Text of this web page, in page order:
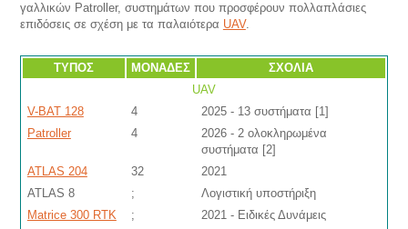
γαλλικών Patroller, συστημάτων που προσφέρουν πολλαπλάσιες
επιδόσεις σε σχέση με τα παλαιότερα UAV.
ΤΥΠΟΣ ΜΟΝΑΔΕΣ
ΣΧΟΛΙΑ
UAV
V-BAT 128
4
2025 - 13 συστήματα [1]
Patroller
4
2026 - 2 ολοκληρωμένα
συστήματα [2]
ATLAS 204
32
2021
ATLAS 8
;
Λογιστική υποστήριξη
Matrice 300 RTK
;
2021 - Ειδικές Δυνάμεις